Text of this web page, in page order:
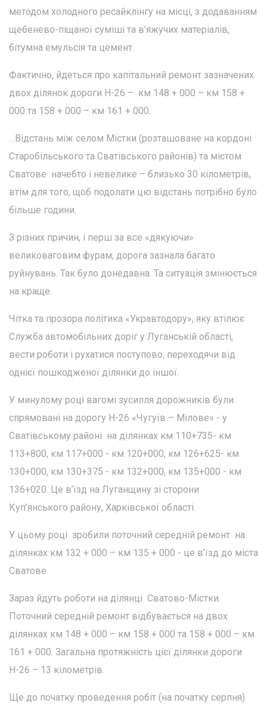
методом холодного ресайклінгу на місці, з додаванням
щебенево-піщаної суміші та в’яжучих матеріалів,
бітумна емульсія та цемент.
Фактично, йдеться про капітальний ремонт зазначених
двох ділянок дороги Н-26 – км 148 + 000 – км 158 +
000 та 158 + 000 – км 161 + 000.
…Відстань між селом Містки (розташоване на кордоні
Старобільського та Сватівського районів) та містом
Сватове начебто і невелике – близько 30 кілометрів,
втім для того, щоб подолати цю відстань потрібно було
більше години.
З різних причин, і перш за все «дякуючи»
великоваговим фурам, дорога зазнала багато
руйнувань. Так було донедавна. Та ситуація змінюється
на краще.
Чітка та прозора політика «Укравтодору», яку втілює
Служба автомобільних доріг у Луганській області,
вести роботи і рухатися поступово, переходячи від
однієї пошкодженої ділянки до іншої.
У минулому році вагомі зусилля дорожників були
спрямовані на дорогу Н-26 «Чугуїв – Мілове» - у
Сватівському районі на ділянках км 110+735- км
113+800, км 117+000 - км 120+000, км 126+625- км
130+000, км 130+375 - км 132+000, км 135+000 - км
136+020. Це в’їзд на Луганщину зі сторони
Куп’янського району, Харківської області.
У цьому році зробили поточний середній ремонт на
ділянках км 132 + 000 – км 135 + 000 - це в’їзд до міста
Сватове.
Зараз йдуть роботи на ділянці Сватово-Містки.
Поточний середній ремонт відбувається на двох
ділянках км 148 + 000 – км 158 + 000 та 158 + 000 – км
161 + 000. Загальна протяжність цієї ділянки дороги
Н-26 – 13 кілометрів.
Ще до початку проведення робіт (на початку серпня)